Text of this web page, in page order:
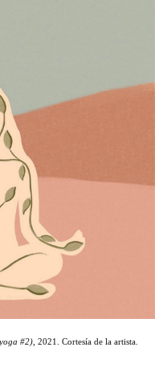
#2), 2021. Cortesía de la artista.